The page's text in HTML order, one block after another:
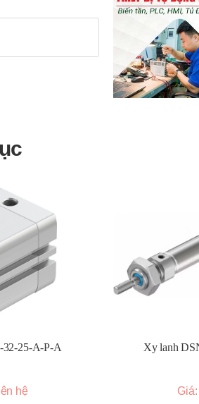
25-A-P-A
hệ
Xy lanh